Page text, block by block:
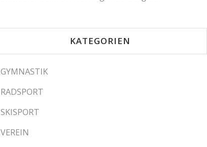
KATEGORIEN
GYMNASTIK
RADSPORT
SKISPORT
VEREIN